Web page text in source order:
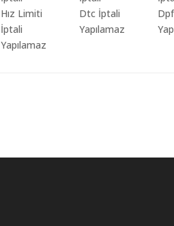
Hız Limiti
İptali
Yapılamaz
Dtc İptali
Yapılamaz